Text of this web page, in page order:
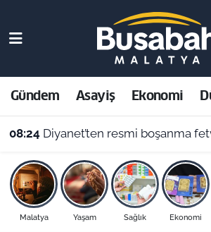
Gündem Asayiş Ekonomi
08:24 Diyanet’ten resmi boşanma fetvası ve
Malatya Yaşam Sağlık Ekonomi
Asayiş
Ekonomi
Dünya
Bölge
Malatya Nöbetçi Eczaneler
Malatya Hava Durumu
Malatya Namaz Vakitleri
Malatya Trafik Yoğunluk
Süper Lig Puan Durumu ve